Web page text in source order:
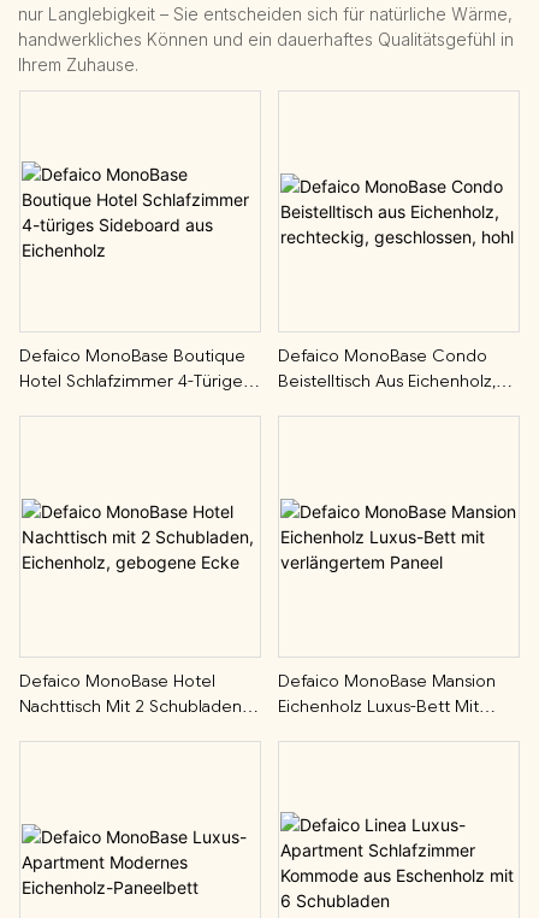
nur Langlebigkeit – Sie entscheiden sich für natürliche Wärme,
handwerkliches Können und ein dauerhaftes Qualitätsgefühl in
Ihrem Zuhause.
Defaico MonoBase Boutique
Hotel Schlafzimmer 4-Türiges
Defaico MonoBase Condo
Beistelltisch Aus Eichenholz,
Defaico MonoBase Hotel
Nachttisch Mit 2 Schubladen,
Defaico MonoBase Mansion
Eichenholz Luxus-Bett Mit